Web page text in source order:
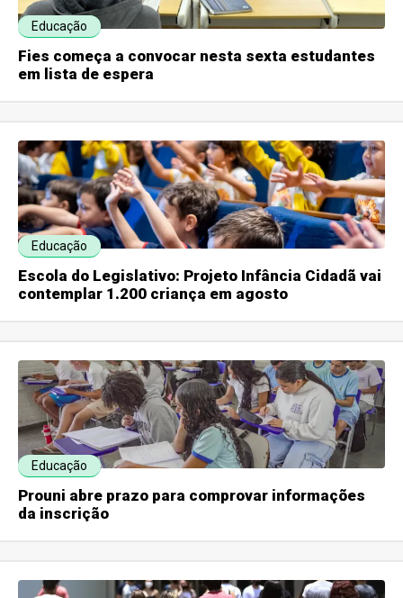
Educação
Fies começa a convocar nesta sexta estudantes
em lista de espera
Educação
Escola do Legislativo: Projeto Infância Cidadã vai
contemplar 1.200 criança em agosto
Educação
Prouni abre prazo para comprovar informações
da inscrição